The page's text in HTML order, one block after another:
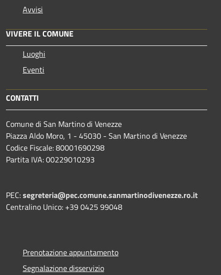
Avvisi
VIVERE IL COMUNE
Luoghi
Eventi
CONTATTI
Comune di San Martino di Venezze
Piazza Aldo Moro, 1 - 45030 - San Martino di Venezze
Codice Fiscale: 80001690298
Partita IVA: 00229010293
PEC:segreteria@pec.comune.sanmartinodivenezze.ro.it
Centralino Unico: +39 0425 99048
Prenotazione appuntamento
Segnalazione disservizio